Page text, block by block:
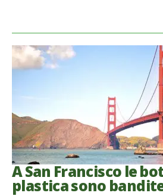
A San Francisco le
plastica sono